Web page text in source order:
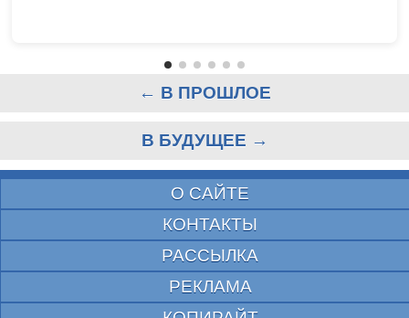
← В ПРОШЛОЕ
В БУДУЩЕЕ →
О САЙТЕ
КОНТАКТЫ
РАССЫЛКА
РЕКЛАМА